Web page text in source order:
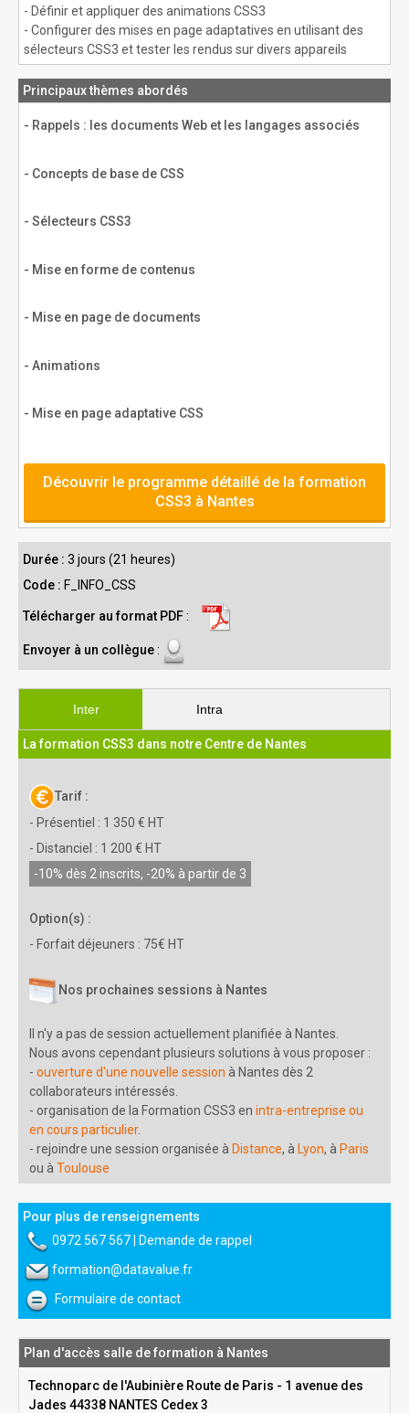
- Définir et appliquer des animations CSS3
- Configurer des mises en page adaptatives en utilisant des
sélecteurs CSS3 et tester les rendus sur divers appareils
Principaux thèmes abordés
- Rappels : les documents Web et les langages associés
- Concepts de base de CSS
- Sélecteurs CSS3
- Mise en forme de contenus
- Mise en page de documents
- Animations
- Mise en page adaptative CSS
Découvrir le programme détaillé de la formation
CSS3 à Nantes
Durée : 3 jours (21 heures)
Code : F_INFO_CSS
Télécharger au format PDF:
Envoyer à un collègue:
Inter Intra
La formation CSS3 dans notre Centre de Nantes
Tarif :
- Présentiel : 1 350 € HT
- Distanciel : 1 200 € HT
-10% dès 2 inscrits, -20% à partir de 3
Option(s) :
- Forfait déjeuners : 75€ HT
Nos prochaines sessions à Nantes
Il n'y a pas de session actuellement planifiée à Nantes.
Nous avons cependant plusieurs solutions à vous proposer :
- ouverture d'une nouvelle session à Nantes dès 2
collaborateurs intéressés.
- organisation de la Formation CSS3 en intra-entreprise ou
en cours particulier.
- rejoindre une session organisée à Distance, à Lyon, à Paris
ou àToulouse
Pour plus de renseignements
0972 567 567
Demande de rappel
formation@datavalue.fr
Formulaire de contact
Plan d'accès salle de formation à Nantes
Technoparc de l'Aubinière Route de Paris - 1 avenue des
Jades 44338 NANTES Cedex 3